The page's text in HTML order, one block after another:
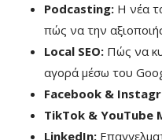
Podcasting: Η νέα
πώς να την
Local SEO: Πώς να
αγορά μέσω του
Facebook &
TikTok & YouTube
LinkedIn: